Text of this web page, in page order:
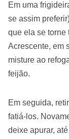
Em uma
se assim
que ela se torne
Acrescente, em
misture ao
feijão.
Em seguida,
fatiá-los.
deixe apurar,